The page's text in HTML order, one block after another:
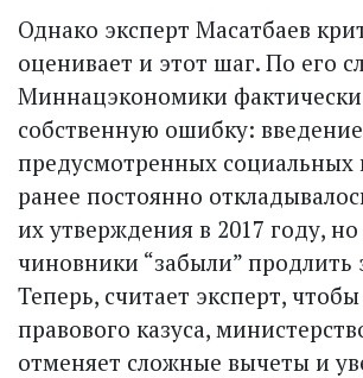
Однако эксперт Масатбаев
оценивает и этот шаг. По его
Миннац­экономики фактически
собственную ошибку: введение
предусмотренных социальных
ранее постоянно
их утверж­дения в 2017 году,
чиновники “забыли” продлить
Теперь, считает эксперт,
правового казуса,
отменяет сложные вычеты и